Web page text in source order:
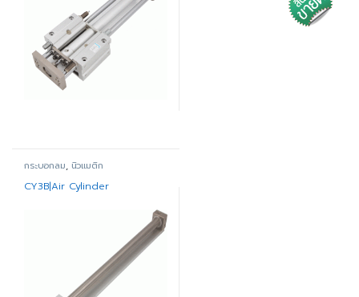
กระบอกลม, นิวแมติก
CY3B|Air Cylinder